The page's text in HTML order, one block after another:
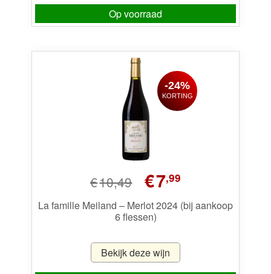
Op voorraad
€10,49
Oorspronkelijke
prijs
was:
€10,49.
€7,99Huidige
is:
La famille Meiland – Merlot 2024 (bij aankoop
6 flessen)
-24%
KORTING
Bekijk deze wijn